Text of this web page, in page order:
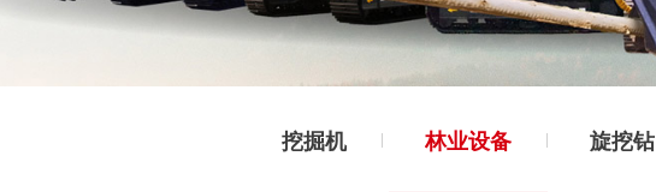
挖掘机 林业设备 旋挖钻